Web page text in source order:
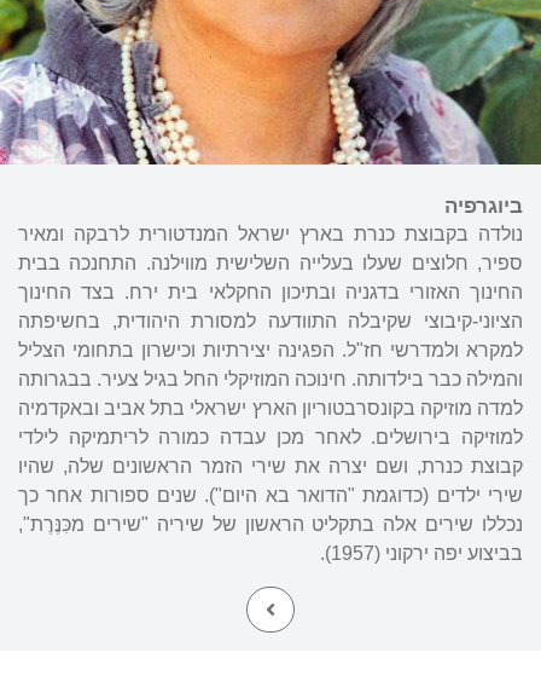
ביוגרפיה
נולדה בקבוצת כנרת בארץ ישראל המנדטורית לרבקה ומאיר
ספיר, חלוצים שעלו בעלייה השלישית מווילנה. התחנכה בבית
החינוך האזורי בדגניה ובתיכון החקלאי בית ירח. בצד החינוך
הציוני-קיבוצי שקיבלה התוודעה למסורת היהודית, בחשיפתה
למקרא ולמדרשי חז"ל. הפגינה יצירתיות וכישרון בתחומי הצליל
והמילה כבר בילדותה. חינוכה המוזיקלי החל בגיל צעיר. בבגרותה
למדה מוזיקה בקונסרבטוריון הארץ ישראלי בתל אביב ובאקדמיה
למוזיקה בירושלים. לאחר מכן עבדה כמורה לריתמיקה לילדי
קבוצת כנרת, ושם יצרה את שירי הזמר הראשונים שלה, שהיו
שירי ילדים (כדוגמת "הדואר בא היום"). שנים ספורות אחר כך
נכללו שירים אלה בתקליט הראשון של שיריה "שירים מכִּנֶּרֶת",
בביצוע יפה ירקוני (1957).